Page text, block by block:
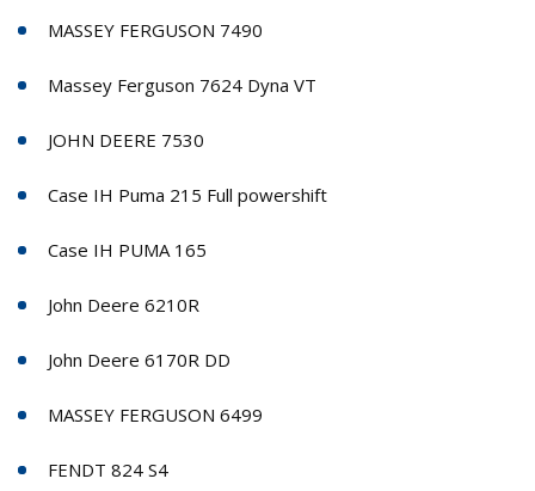
MASSEY FERGUSON 7490
Massey Ferguson 7624 Dyna VT
JOHN DEERE 7530
Case IH Puma 215 Full powershift
Case IH PUMA 165
John Deere 6210R
John Deere 6170R DD
MASSEY FERGUSON 6499
FENDT 824 S4